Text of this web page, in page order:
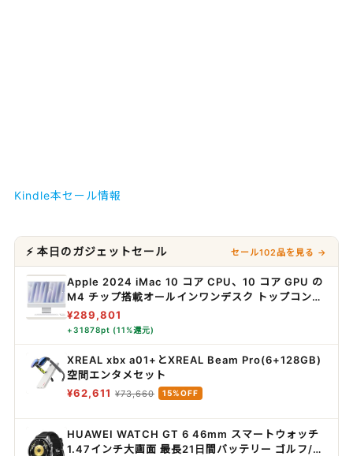
Kindle本セール情報
⚡ 本日のガジェットセール セール102品を見る →
Apple 2024 iMac 10 コア CPU、10 コア GPU の
M4 チップ搭載オールインワンデスク トップコンピ
ュータ: Apple Intelligence のために設計、24 イ
ンチ Retina ディスプレ イ、16GBユニファイドメ
モリ、256GBの SSD ストレージ、ボディと同じカ
ラーのアクセサリ、iPhone や iPad との連係機能 -
シルバー
¥289,801
+31878pt (11%還元)
XREAL xbx a01+とXREAL Beam Pro(6+128GB)
空間エンタメセット
¥62,611 ¥73,660 15%OFF
HUAWEI WATCH GT 6 46mm スマートウォッチ
1.47インチ大画面 最長21日間バッテリー ゴルフ/サ